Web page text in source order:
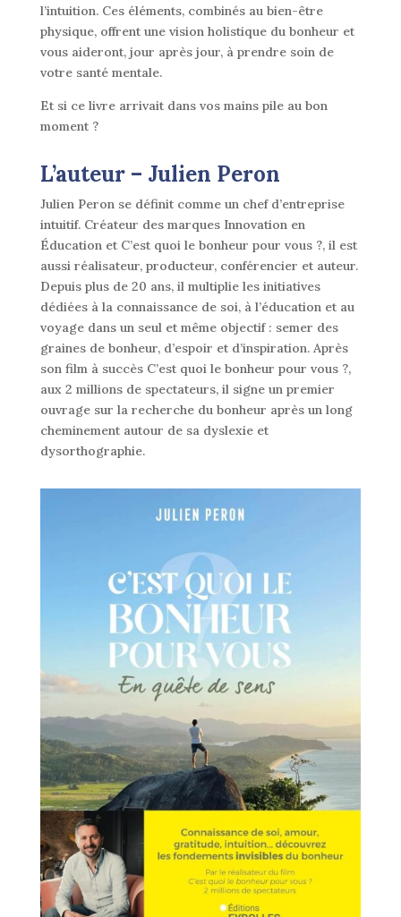
l’intuition. Ces éléments, combinés au bien-être
physique, offrent une vision holistique du bonheur et
vous aideront, jour après jour, à prendre soin de
votre santé mentale.
Et si ce livre arrivait dans vos mains pile au bon
moment ?
L’auteur – Julien Peron
Julien Peron se définit comme un chef d’entreprise
intuitif. Créateur des marques Innovation en
Éducation et C’est quoi le bonheur pour vous ?, il est
aussi réalisateur, producteur, conférencier et auteur.
Depuis plus de 20 ans, il multiplie les initiatives
dédiées à la connaissance de soi, à l’éducation et au
voyage dans un seul et même objectif : semer des
graines de bonheur, d’espoir et d’inspiration. Après
son film à succès C’est quoi le bonheur pour vous ?,
aux 2 millions de spectateurs, il signe un premier
ouvrage sur la recherche du bonheur après un long
cheminement autour de sa dyslexie et
dysorthographie.